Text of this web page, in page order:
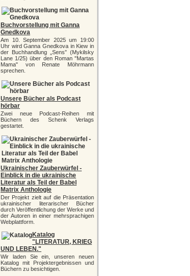
Buchvorstellung mit Ganna
Gnedkova
Am 10. September 2025 um 19:00
Uhr wird Ganna Gnedkova in Kiew in
der Buchhandlung „Sens” (Mykilsky
Lane 1/25) über den Roman "Martas
Mama" von Renate Möhrmann
sprechen.
Unsere Bücher als Podcast
hörbar
Zwei neue Podcast-Reihen mit
Büchern des Schenk Verlags
gestartet.
Ukrainischer Zauberwürfel -
Einblick in die ukrainische
Literatur als Teil der Babel
Matrix Anthologie
Der Projekt zielt auf die Präsentation
ukrainischer literarischer Bücher
durch Veröffentlichung der Werke und
der Autoren in einer mehrsprachigen
Webplattform.
Katalog
"LITERATUR, KRIEG
UND LEBEN."
Wir laden Sie ein, unseren neuen
Katalog mit Projektergebnissen und
Büchern zu besichtigen.